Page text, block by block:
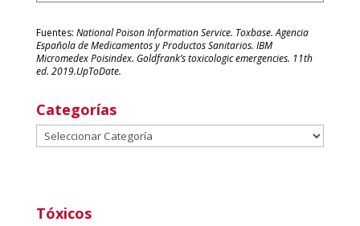
Fuentes: National Poison Information Service. Toxbase. Agencia
Española de Medicamentos y Productos Sanitarios. IBM
Micromedex Poisindex. Goldfrank’s toxicologic emergencies. 11th
ed. 2019.UpToDate.
Categorías
Categorías
Tóxicos